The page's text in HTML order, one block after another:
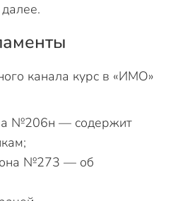
канала курс в «ИМО»
№206н — содержит
№273 — об